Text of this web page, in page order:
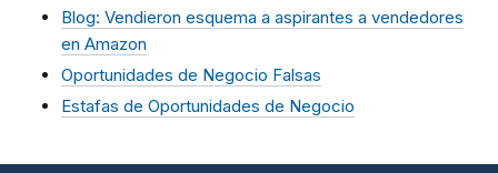
Blog: Vendieron esquema a aspirantes a vendedores
en Amazon
Oportunidades de Negocio Falsas
Estafas de Oportunidades de Negocio